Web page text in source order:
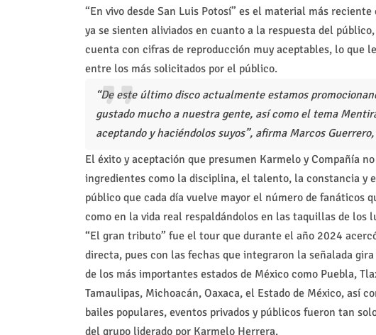
“En vivo desde San Luis Potosí” es el material más
ya se sienten aliviados en cuanto a la respuesta del
cuenta con cifras de reproducción muy aceptables, lo que
entre los más solicitados por el público.
“De este último disco actualmente estamos
gustado mucho a nuestra gente, así como el tema
aceptando y haciéndolos suyos”, afirma Marcos
El éxito y aceptación que presumen Karmelo y Compañía
ingredientes como la disciplina, el talento, la constancia y
público que cada día vuelve mayor el número de fanáticos
como en la vida real respaldándolos en las taquillas de los
“El gran tributo” fue el tour que durante el año 2024
directa, pues con las fechas que integraron la señalada
de los más importantes estados de México como Puebla,
Tamaulipas, Michoacán, Oaxaca, el Estado de México, así
bailes populares, eventos privados y públicos fueron tan
del grupo liderado por Karmelo Herrera.